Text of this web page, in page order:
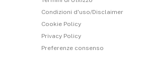
Condizioni d'uso/Disclaimer
Cookie Policy
Privacy Policy
Preferenze consenso